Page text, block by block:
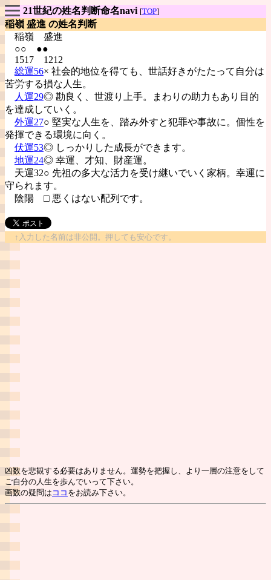
21世紀の姓名判断命名navi [TOP]
稲嶺 盛進 の姓名判断
稲嶺 盛進
○○ ●●
1517 1212
総運56× 社会的地位を得ても、世話好きがたたって自分は
苦労する損な人生。
人運29◎ 勘良く、世渡り上手。まわりの助力もあり目的
を達成していく。
外運27○ 堅実な人生を、踏み外すと犯罪や事故に。個性を
発揮できる環境に向く。
伏運53◎ しっかりした成長ができます。
地運24◎ 幸運、才知、財産運。
天運32○ 先祖の多大な活力を受け継いでいく家柄。幸運に
守られます。
陰陽 □ 悪くはない配列です。
↑入力した名前は非公開。押しても安心です。
凶数を悲観する必要はありません。運勢を把握し、より一層の注意をして
ご自分の人生を歩んでいって下さい。
画数の疑問は ココ をお読み下さい。